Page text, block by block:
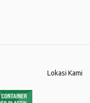
Lokasi Kami